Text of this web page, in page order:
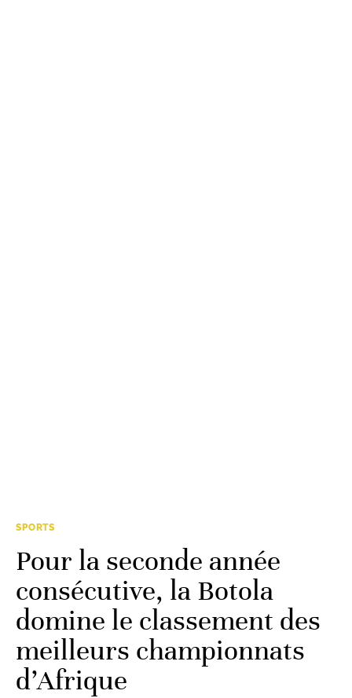
SPORTS
Pour la seconde année
consécutive, la Botola
domine le classement des
meilleurs championnats
d’Afrique